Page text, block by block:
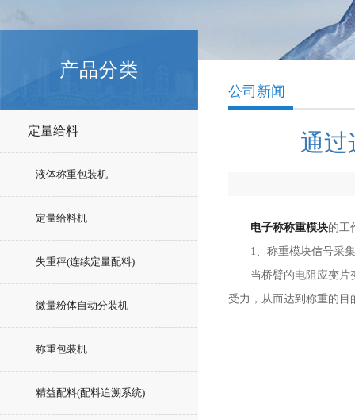
产品分类
定量给料
液体称重包装机
定量给料机
失重秤(连续定量配料)
微量粉体自动分装机
称重包装机
精益配料(配料追溯系统)
公司新闻
通过
电子称称重模块的工
1、称重模块信号采
当桥臂的电阻应变片变
受力，从而达到称重的目